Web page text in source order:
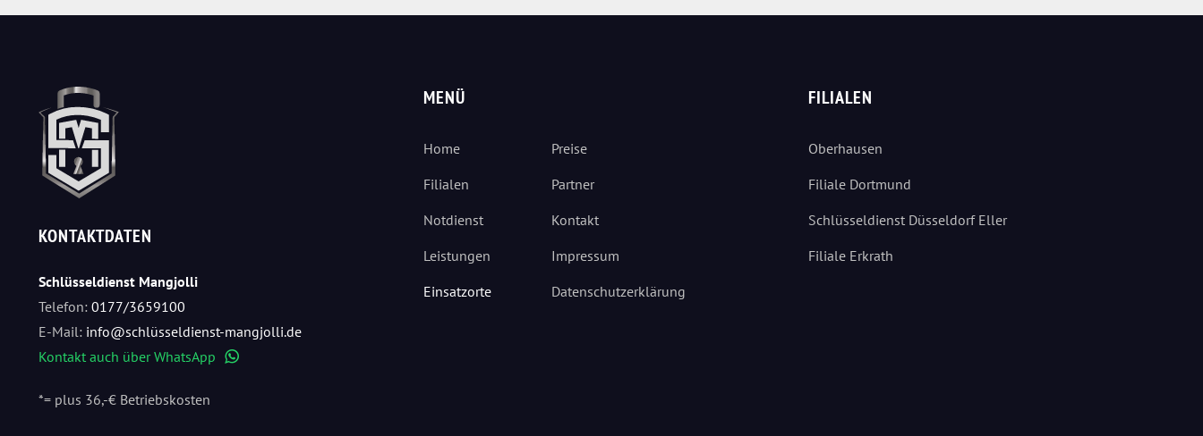
KONTAKTDATEN
Schlüsseldienst Mangjolli
Telefon: 0177/3659100
E-Mail: info@schlüsseldienst-mangjolli.de
Kontakt auch über WhatsApp
*= plus 36,-€ Betriebskosten
MENÜ
Home
Filialen
Notdienst
Leistungen
Einsatzorte
Preise
Partner
Kontakt
Impressum
Datenschutzerklärung
FILIALEN
Oberhausen
Filiale Dortmund
Schlüsseldienst Düsseldorf Eller
Filiale Erkrath